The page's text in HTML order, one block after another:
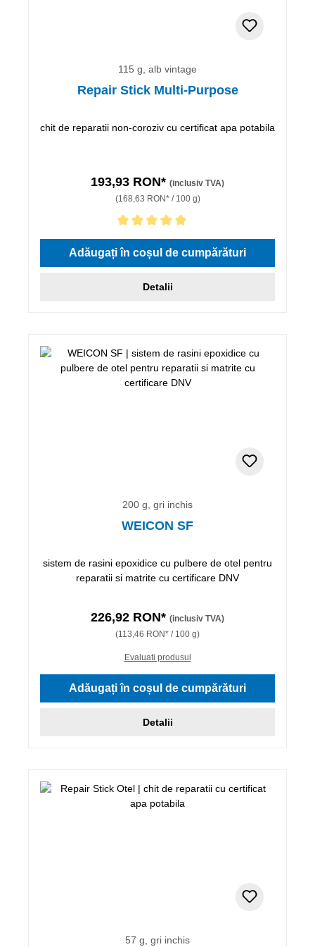
115 g, alb vintage
Repair Stick Multi-Purpose
chit de reparatii non-coroziv cu certificat apa potabila
193,93 RON* (inclusiv TVA)
(168,63 RON* / 100 g)
Evaluarea medie de 5 din 5 stele
Adăugați în coșul de cumpărături
Detalii
200 g, gri inchis
WEICON SF
sistem de rasini epoxidice cu pulbere de otel pentru
reparatii si matrite cu certificare DNV
226,92 RON* (inclusiv TVA)
(113,46 RON* / 100 g)
Evaluati produsul
Adăugați în coșul de cumpărături
Detalii
57 g, gri inchis